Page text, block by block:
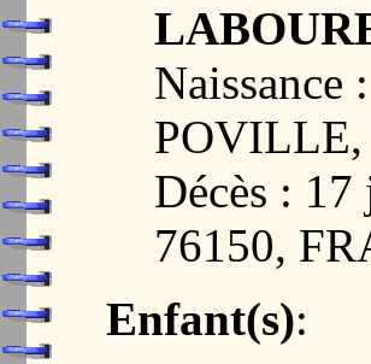
Naissance
POVILLE,
Décès :
76150,
Enfant(s):